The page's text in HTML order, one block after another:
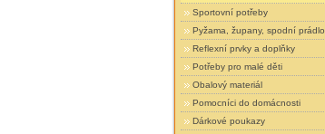
Sportovní potřeby
Pyžama, župany, spodní prádlo
Reflexní prvky a doplňky
Potřeby pro malé děti
Obalový materiál
Pomocníci do domácnosti
Dárkové poukazy